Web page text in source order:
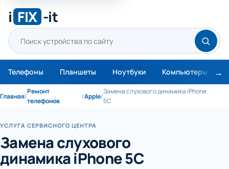
i FIX -it
Телефоны Планшеты Ноутбуки Компьютеры
Главная/
Ремонт
телефонов
/Apple/
Замена слухового динамика iPhone
5C
УСЛУГА СЕРВИСНОГО ЦЕНТРА
Замена слухового
динамика iPhone 5C